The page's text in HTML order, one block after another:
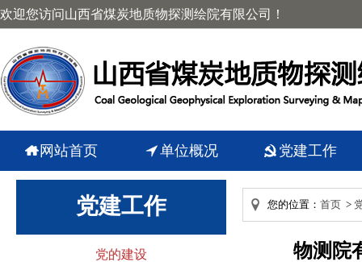
欢迎您访问山西省煤炭地质物探测绘院有限公司！
网站首页 单位概况 党建工作
党建工作
党的建设
您的位置： 首页 >
物测院